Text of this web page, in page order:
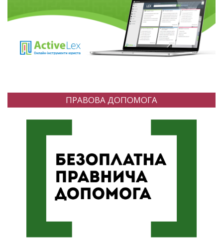
ПРАВОВА ДОПОМОГА